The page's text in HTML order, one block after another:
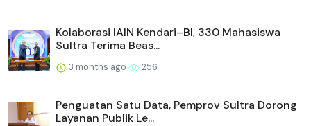
Kolaborasi IAIN Kendari–BI, 330 Mahasiswa
Sultra Terima Beas...
3 months ago 256
Penguatan Satu Data, Pemprov Sultra Dorong
Layanan Publik Le...